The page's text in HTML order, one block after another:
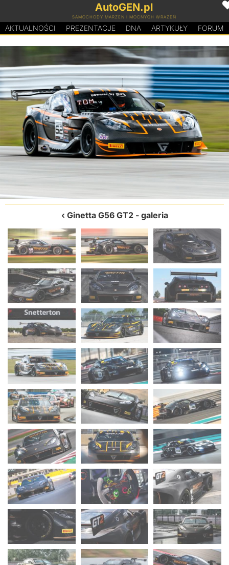
AutoGEN.pl
SAMOCHODY MARZEŃ I MOCNYCH WRAŻEŃ
AKTUALNOŚCI PREZENTACJE DNA ARTYKUŁY FORUM
Ginetta G56 GT2- galeria